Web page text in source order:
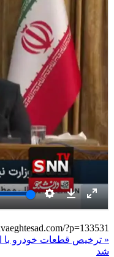
?p=133531
« ترخیص قطعات خودرو با
شد